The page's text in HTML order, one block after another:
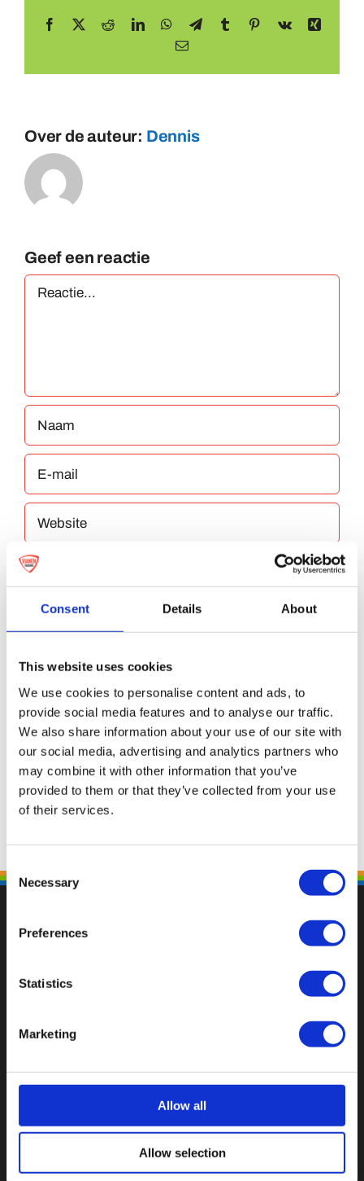
Consent Details About
This website uses cookies
We use cookies to personalise content and ads, to
provide social media features and to analyse our traffic.
We also share information about your use of our site with
our social media, advertising and analytics partners who
may combine it with other information that you’ve
provided to them or that they’ve collected from your use
of their services.
Selection
Necessary
Preferences
Statistics
Marketing
Allow all
Allow selection
Facebook RedditLinkedInWhatsApp
TelegramTumblr Pinterest
Vk
Xing
E-
Over de auteur: Dennis
Geef een reactie
Reactie
in deze browser voor de volgende keer dat ik
reageer.